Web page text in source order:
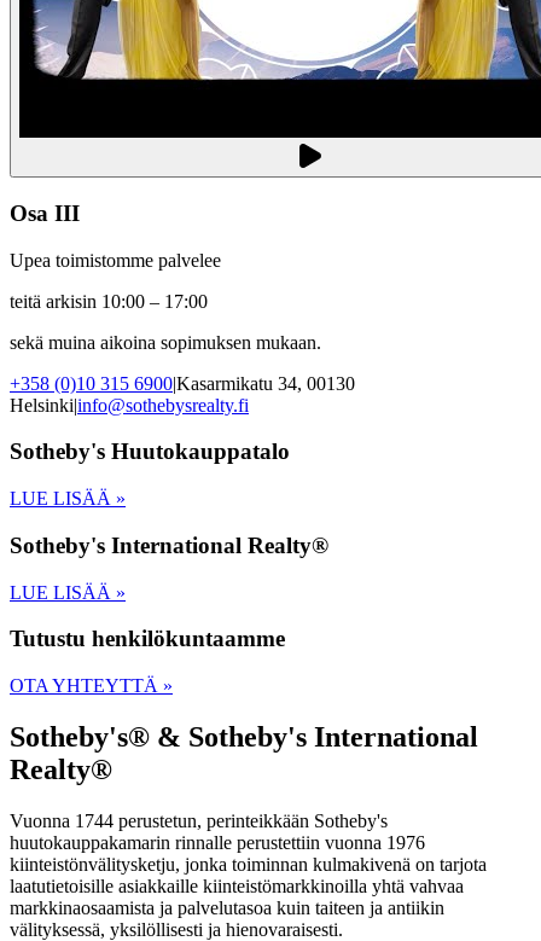
Osa III
Upea toimistomme palvelee
teitä arkisin 10:00 – 17:00
sekä muina aikoina sopimuksen mukaan.
+358 (0)10 315 6900|Kasarmikatu 34, 00130
Helsinki|info@sothebysrealty.fi
Sotheby's Huutokauppatalo
LUE LISÄÄ »
Sotheby's International Realty®
LUE LISÄÄ »
Tutustu henkilökuntaamme
OTA YHTEYTTÄ »
Sotheby's® & Sotheby's International
Realty®
Vuonna 1744 perustetun, perinteikkään Sotheby's
huutokauppakamarin rinnalle perustettiin vuonna 1976
kiinteistönvälitysketju, jonka toiminnan kulmakivenä on tarjota
laatutietoisille asiakkaille kiinteistömarkkinoilla yhtä vahvaa
markkinaosaamista ja palvelutasoa kuin taiteen ja antiikin
välityksessä, yksilöllisesti ja hienovaraisesti.